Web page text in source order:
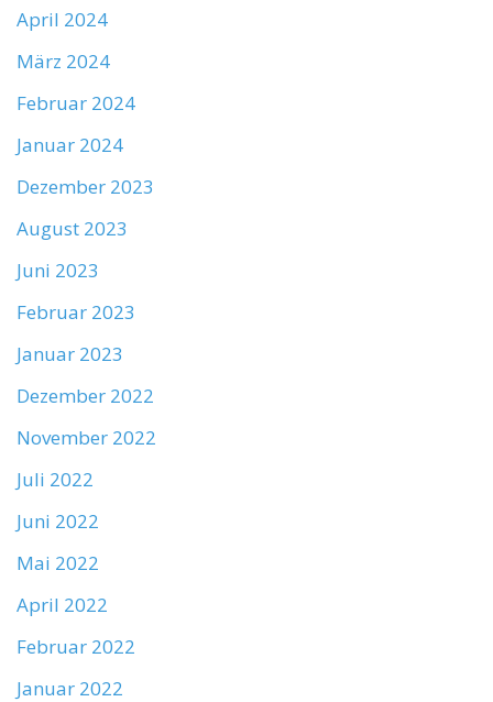
April 2024
März 2024
Februar 2024
Januar 2024
Dezember 2023
August 2023
Juni 2023
Februar 2023
Januar 2023
Dezember 2022
November 2022
Juli 2022
Juni 2022
Mai 2022
April 2022
Februar 2022
Januar 2022